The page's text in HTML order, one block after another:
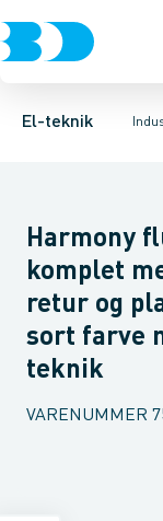
El-teknik
Afbrydere,
Trykknaphoved
Harmony
komplet
retur og
sort farve
teknik
VARENUMMER